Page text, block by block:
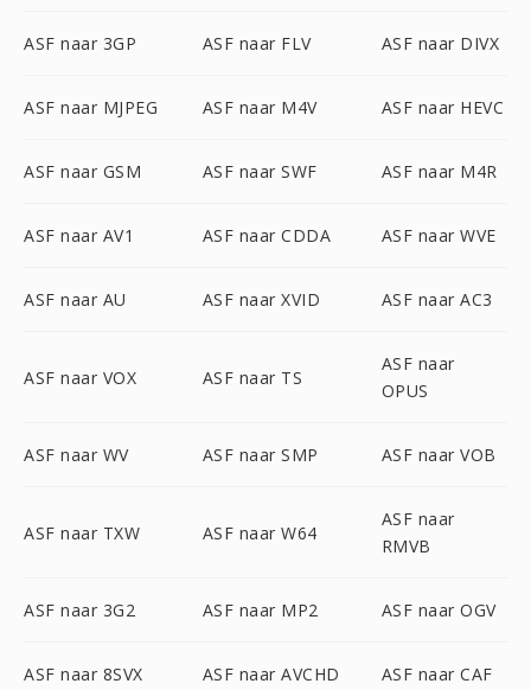
ASF naar 3GP ASF naar FLV ASF naar DIVX
ASF naar MJPEG ASF naar M4V ASF naar HEVC
ASF naar GSM ASF naar SWF ASF naar M4R
ASF naar AV1 ASF naar CDDA ASF naar WVE
ASF naar AU ASF naar XVID ASF naar AC3
ASF naar VOX ASF naar TS
ASF naar
OPUS
ASF naar WV ASF naar SMP ASF naar VOB
ASF naar TXW ASF naar W64
ASF naar
RMVB
ASF naar 3G2 ASF naar MP2 ASF naar OGV
ASF naar 8SVX ASF naar AVCHD ASF naar CAF